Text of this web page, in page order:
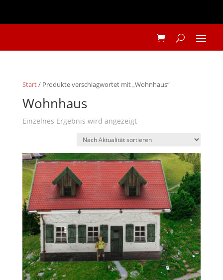
Start/ Produkte verschlagwortet mit „Wohnhaus“
Wohnhaus
Einzelnes Ergebnis wird angezeigt